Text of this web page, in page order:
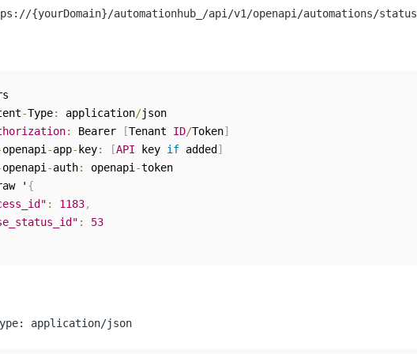
{yourDomain}/automationhub_/api/v1/openapi/automations/status
-Type: application/json
: Bearer [Tenant ID/Token]
openapi -app- key: [API key if added ]
openapi -auth: openapi -token
' {
: 1183,
:
53
application/json